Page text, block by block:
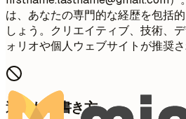
は、あなたの専門的な経歴を包括
しょう。クリエイティブ、技術、
ォリオや個人ウェブサイトが推奨さ
避けたい書き方